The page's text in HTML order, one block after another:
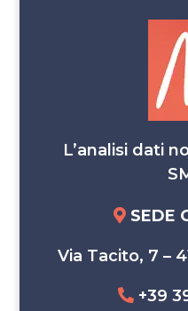
L’analisi dati
SEDE
Via Tacito, 7 –
+39